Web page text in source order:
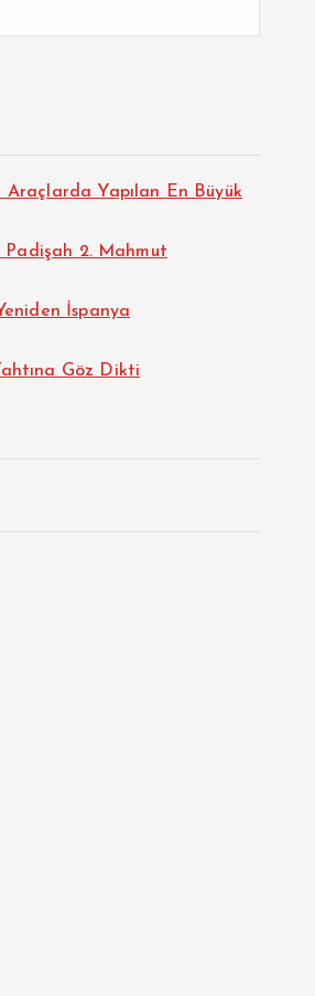
Araçlarda Yapılan En Büyük
Padişah 2. Mahmut
İspanya
Göz Dikti